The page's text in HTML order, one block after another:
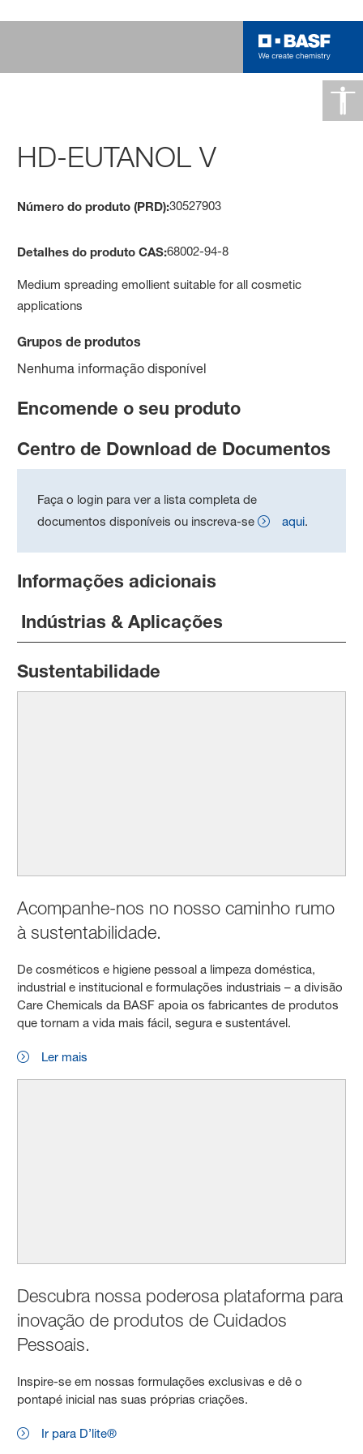
HD-EUTANOL V
Número do produto (PRD):30527903
Detalhes do produto CAS:68002-94-8
Medium spreading emollient suitable for all cosmetic
applications
Grupos de produtos
Nenhuma informação disponível
Encomende o seu produto
Centro de Download de Documentos
Faça o login para ver a lista completa de
documentos disponíveis ou inscreva-se
aqui.
Informações adicionais
Indústrias & Aplicações
Sustentabilidade
Acompanhe-nos no nosso caminho rumo
à sustentabilidade.
De cosméticos e higiene pessoal a limpeza doméstica,
industrial e institucional e formulações industriais – a divisão
Care Chemicals da BASF apoia os fabricantes de produtos
que tornam a vida mais fácil, segura e sustentável.
Ler mais
Descubra nossa poderosa plataforma para
inovação de produtos de Cuidados
Pessoais.
Inspire-se em nossas formulações exclusivas e dê o
pontapé inicial nas suas próprias criações.
Ir para D’lite®